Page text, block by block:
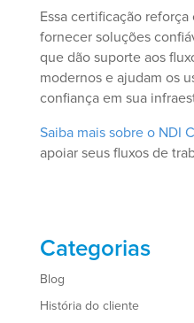
Essa certificação
fornecer soluções
que dão suporte aos
modernos e ajudam os
confiança em sua
Saiba mais sobre o NDI
apoiar seus fluxos de
Categorias
Blog
História do cliente